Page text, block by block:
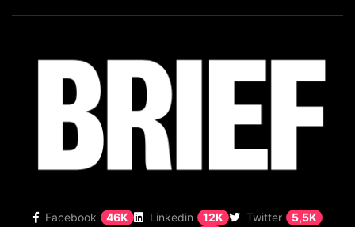
Facebook 46K Linkedin 12K Twitter
5,5K